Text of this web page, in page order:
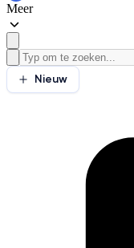
Meer
Nieuw